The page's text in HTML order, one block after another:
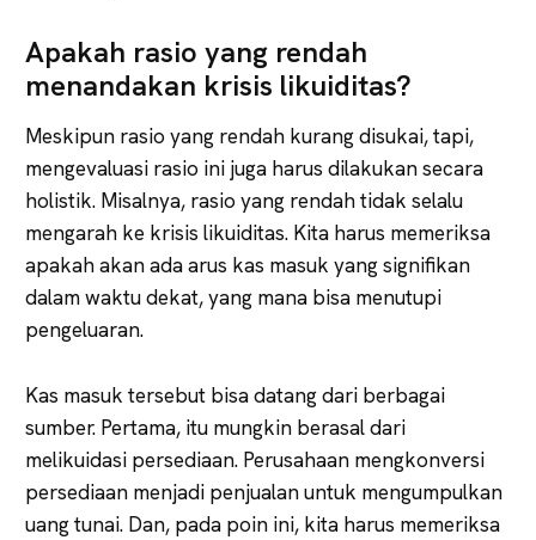
Apakah rasio yang rendah
menandakan krisis likuiditas?
Meskipun rasio yang rendah kurang disukai, tapi,
mengevaluasi rasio ini juga harus dilakukan secara
holistik. Misalnya, rasio yang rendah tidak selalu
mengarah ke krisis likuiditas. Kita harus memeriksa
apakah akan ada arus kas masuk yang signifikan
dalam waktu dekat, yang mana bisa menutupi
pengeluaran.
Kas masuk tersebut bisa datang dari berbagai
sumber. Pertama, itu mungkin berasal dari
melikuidasi persediaan. Perusahaan mengkonversi
persediaan menjadi penjualan untuk mengumpulkan
uang tunai. Dan, pada poin ini, kita harus memeriksa